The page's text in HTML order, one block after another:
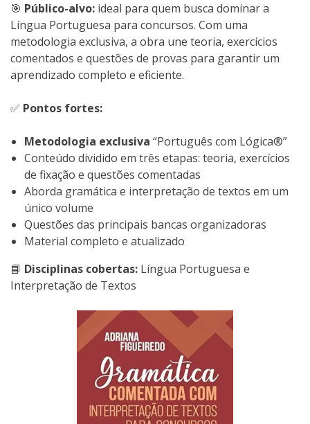
🎯 Público-alvo: ideal para quem busca dominar a
Língua Portuguesa para concursos. Com uma
metodologia exclusiva, a obra une teoria, exercícios
comentados e questões de provas para garantir um
aprendizado completo e eficiente.
✅ Pontos fortes:
Metodologia exclusiva “Português com Lógica®”
Conteúdo dividido em três etapas: teoria, exercícios
de fixação e questões comentadas
Aborda gramática e interpretação de textos em um
único volume
Questões das principais bancas organizadoras
Material completo e atualizado
📘 Disciplinas cobertas: Língua Portuguesa e
Interpretação de Textos